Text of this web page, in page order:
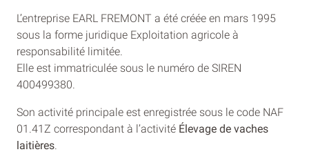
L’entreprise EARL FREMONT a été créée en mars 1995
sous la forme juridique Exploitation agricole à
responsabilité limitée.
Elle est immatriculée sous le numéro de SIREN
400499380.
Son activité principale est enregistrée sous le code NAF
01.41Z correspondant à l’activité Élevage de vaches
laitières